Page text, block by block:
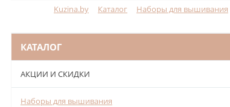
Kuzina.by Каталог Наборы для вышивания
КАТАЛОГ
АКЦИИ И СКИДКИ
Наборы для вышивания